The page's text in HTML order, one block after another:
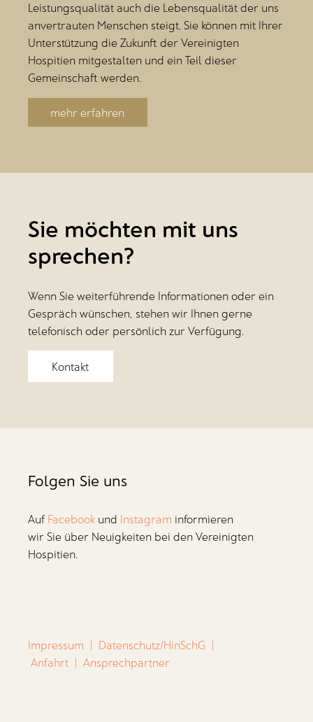
Leistungsqualität auch die Lebensqualität der uns
anvertrauten Menschen steigt. Sie können mit Ihrer
Unterstützung die Zukunft der Vereinigten
Hospitien mitgestalten und ein Teil dieser
Gemeinschaft werden.
mehr erfahren
Sie möchten mit uns
sprechen?
Wenn Sie weiterführende Informationen oder ein
Gespräch wünschen, stehen wir Ihnen gerne
telefonisch oder persönlich zur Verfügung.
Kontakt
Folgen Sie uns
Auf Facebook und Instagram informieren
wir Sie über Neuigkeiten bei den Vereinigten
Hospitien.
Impressum | Datenschutz/HinSchG |
Anfahrt | Ansprechpartner